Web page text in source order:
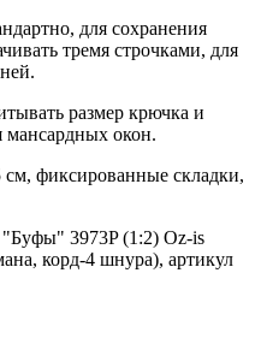
для сохранения
тремя строчками, для
размер крючка и
мансардных окон.
фиксированные складки,
3973P (1:2) Oz-is
корд-4 шнура), артикул